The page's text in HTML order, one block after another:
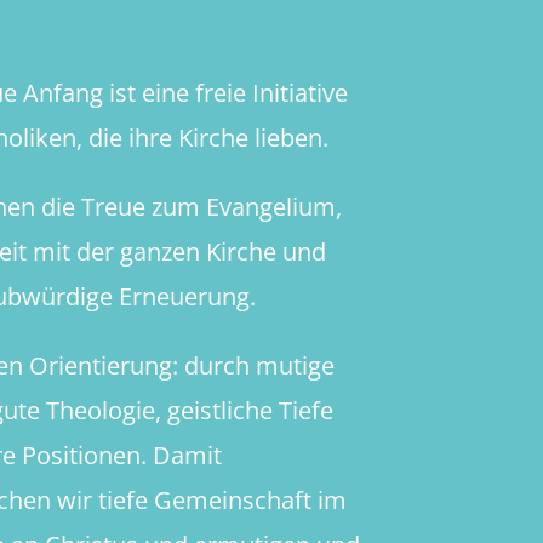
Anfang ist eine freie Initiative
die ihre Kirche lieben.
die Treue zum Evangelium,
mit der ganzen Kirche und
Erneuerung.
Orientierung: durch mutige
Theologie, geistliche Tiefe
Positionen. Damit
wir tiefe Gemeinschaft im